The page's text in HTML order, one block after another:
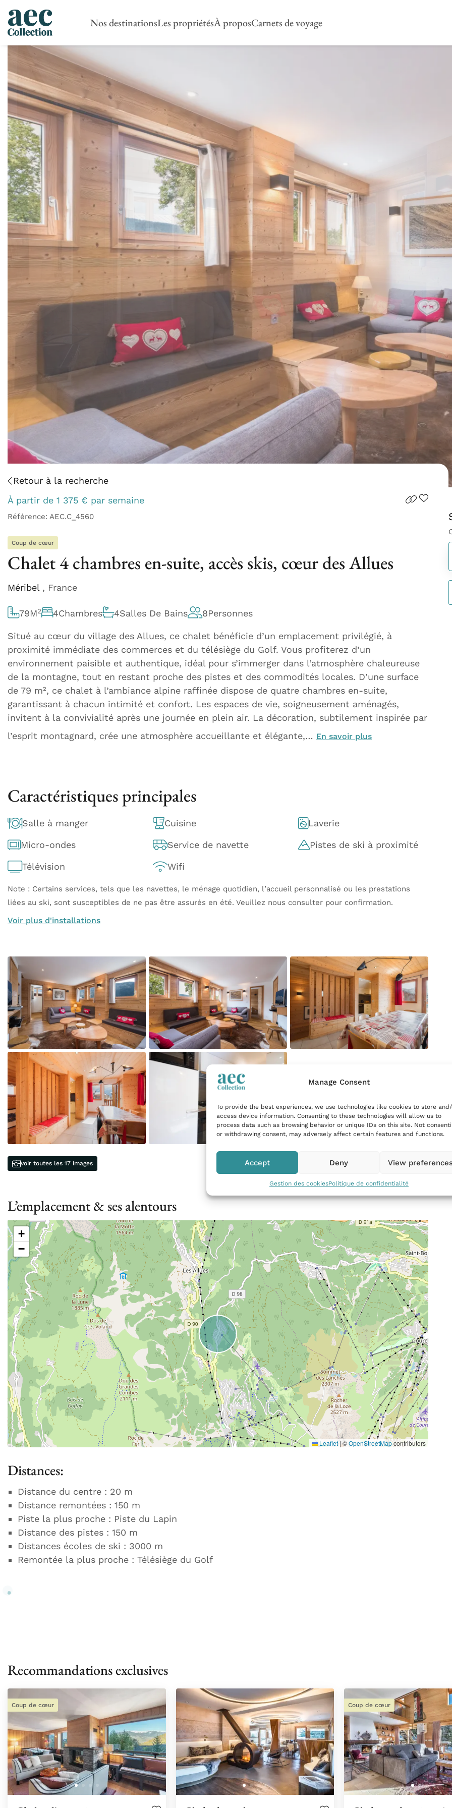
Manage Consent
To provide the best experiences, we use technologies like cookies to store
access device information. Consenting to these technologies will allow us to
process data such as browsing behavior or unique IDs on this site. Not
or withdrawing consent, may adversely affect certain features and functions.
Accept Deny View
Gestion des cookiesPolitique de confidentialité
Nos destinationsLes propriétésÀ proposCarnets de voyage
Retour à la recherche
À partir de 1 375 € par semaine
Référence: AEC.C_4560
Coup de cœur
Chalet 4 chambres en-suite, accès skis, cœur des Allues
Méribel , France
79M2 4Chambres 4Salles De Bains 8Personnes
Situé au cœur du village des Allues, ce chalet bénéficie d’un emplacement privilégié, à
proximité immédiate des commerces et du télésiège du Golf. Vous profiterez d’un
environnement paisible et authentique, idéal pour s’immerger dans l’atmosphère chaleureuse
de la montagne, tout en restant proche des pistes et des commodités locales. D’une surface
de 79 m², ce chalet à l’ambiance alpine raffinée dispose de quatre chambres en-suite,
garantissant à chacun intimité et confort. Les espaces de vie, soigneusement aménagés,
invitent à la convivialité après une journée en plein air. La décoration, subtilement inspirée par
l’esprit montagnard, crée une atmosphère accueillante et élégante,… En savoir plus
Caractéristiques principales
Salle à manger Cuisine Laverie
Micro-ondes Service de navette Pistes de ski à proximité
Télévision Wifi
Note : Certains services, tels que les navettes, le ménage quotidien, l’accueil personnalisé ou les prestations
liées au ski, sont susceptibles de ne pas être assurés en été. Veuillez nous consulter pour confirmation.
Voir plus d'installations
voir toutes les 17 images
L’emplacement & ses alentours
+
−
Leaflet |©OpenStreetMapcontributors
Distances:
Distance du centre : 20 m
Distance remontées : 150 m
Piste la plus proche : Piste du Lapin
Distance des pistes : 150 m
Distances écoles de ski : 3000 m
Remontée la plus proche : Télésiège du Golf
Recommandations exclusives
Coup de cœur Coup de cœur